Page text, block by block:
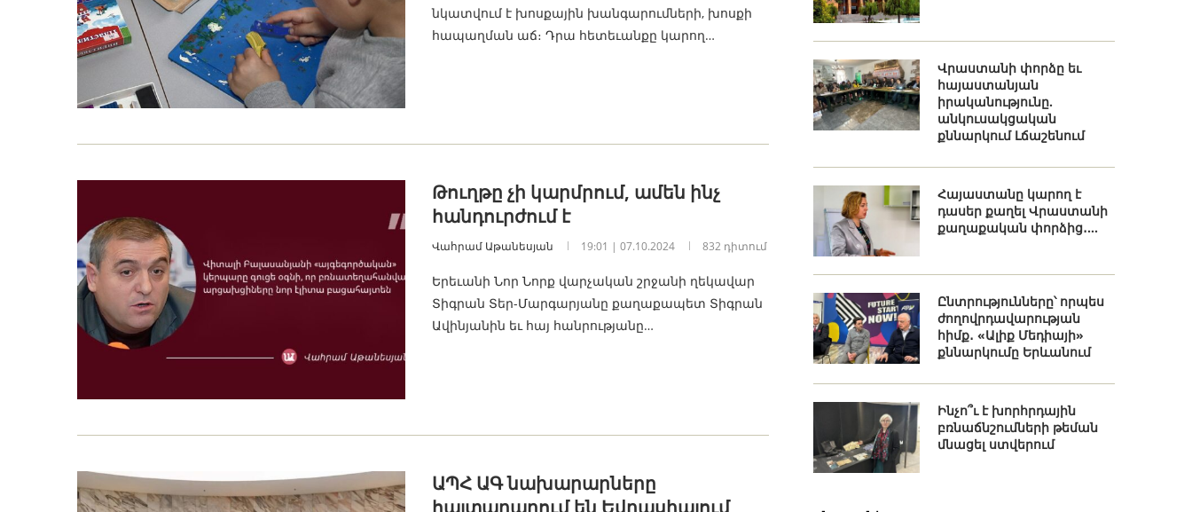
նկատվում է խոսքային խանգարումների, խոսքի
հապաղման աճ։ Դրա հետեւանքը կարող…
Թուղթը չի կարմրում, ամեն ինչ
հանդուրժում է
Վահրամ Աթանեսյան 19:01 | 07.10.2024 832 դիտում
Երեւանի Նոր Նորք վարչական շրջանի ղեկավար
Տիգրան Տեր-Մարգարյանը քաղաքապետ Տիգրան
Ավինյանին եւ հայ հանրությանը…
ԱՊՀ ԱԳ նախարարները
հայտարարում են Եվրասիայում
Վրաստանի փորձը եւ
հայաստանյան
իրականությունը.
անկուսակցական
քննարկում Լճաշենում
Հայաստանը կարող է
դասեր քաղել Վրաստանի
քաղաքական փորձից․...
Ընտրությունները՝ որպես
ժողովրդավարության
հիմք․ «Ալիք Մեդիայի»
քննարկումը Երևանում
Ինչո՞ւ է խորհրդային
բռնաճնշումների թեման
մնացել ստվերում